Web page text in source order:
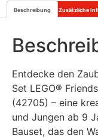
Beschreibung Zusätzliche
Entdecke den
Set LEGO®
(42705) – eine
und Jungen ab 9
Bauset, das den